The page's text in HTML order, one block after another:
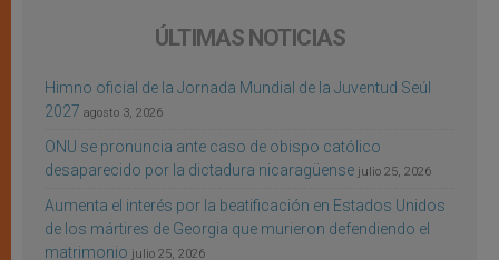
ÚLTIMAS NOTICIAS
Himno oficial de la Jornada Mundial de la Juventud Seúl
2027 agosto 3, 2026
ONU se pronuncia ante caso de obispo católico
desaparecido por la dictadura nicaragüense julio 25, 2026
Aumenta el interés por la beatificación en Estados Unidos
de los mártires de Georgia que murieron defendiendo el
matrimonio julio 25, 2026